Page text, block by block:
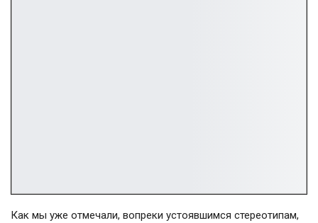
Как мы уже отмечали, вопреки устоявшимся стереотипам,